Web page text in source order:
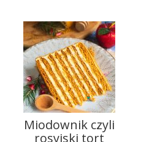
Miodownik czyli
rosyjski tort